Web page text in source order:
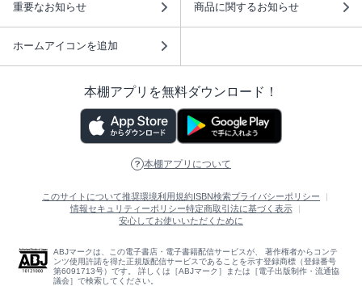
重要なお知らせ 商品に関するお知らせ
ホームアイコンを追加
本棚アプリを無料ダウンロード！
本棚アプリについて
このサイトについて推奨環境利用規約 ISBN検索プライバシーポリシー
情報セキュリティーポリシー特定商取引法に基づく表示
安心してお使いいただくために
ABJマークは、この電子書店・電子書籍配信サービスが、 著作権者からコンテ
ンツ使用許諾を得た正規版配信サービスであることを示す登録商標（登録番号
第6091713号）です。 詳しくは［ABJマーク］または［電子出版制作・流通協
議会］で検索してください。